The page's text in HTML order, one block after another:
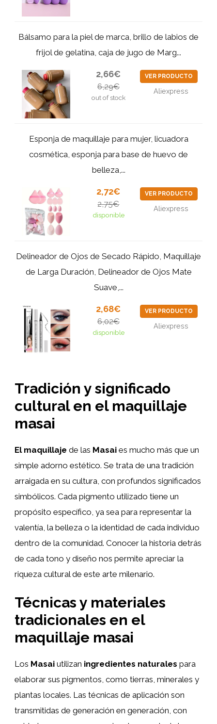
Bálsamo para la piel de marca, brillo de labios de
frijol de gelatina, caja de jugo de Marg...
2,66€
6,29€
out of stock
VER PRODUCTO
Aliexpress
Esponja de maquillaje para mujer, licuadora
cosmética, esponja para base de huevo de
belleza,...
2,72€
2,75€
disponible
VER PRODUCTO
Aliexpress
Delineador de Ojos de Secado Rápido, Maquillaje
de Larga Duración, Delineador de Ojos Mate
Suave,...
2,68€
6,02€
disponible
VER PRODUCTO
Aliexpress
Tradición y significado
cultural en el maquillaje
masai
El maquillaje de las Masai es mucho más que un
simple adorno estético. Se trata de una tradición
arraigada en su cultura, con profundos significados
simbólicos. Cada pigmento utilizado tiene un
propósito específico, ya sea para representar la
valentía, la belleza o la identidad de cada individuo
dentro de la comunidad. Conocer la historia detrás
de cada tono y diseño nos permite apreciar la
riqueza cultural de este arte milenario.
Técnicas y materiales
tradicionales en el
maquillaje masai
Los Masai utilizan ingredientes naturales para
elaborar sus pigmentos, como tierras, minerales y
plantas locales. Las técnicas de aplicación son
transmitidas de generación en generación, con